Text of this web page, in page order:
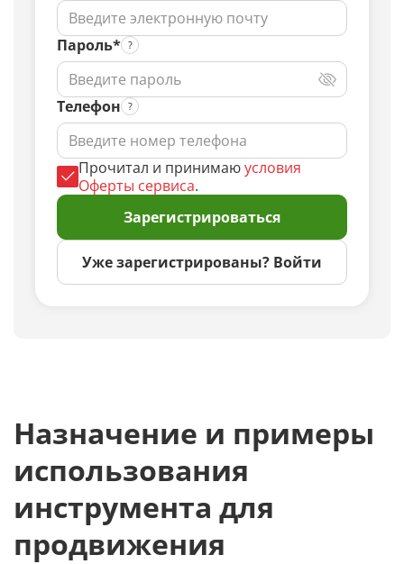
Пароль*
Телефон
Прочитал и принимаюусловия
Оферты сервиса.
Зарегистрироваться
Уже зарегистрированы? Войти
Назначение и примеры
использования
инструмента для
продвижения